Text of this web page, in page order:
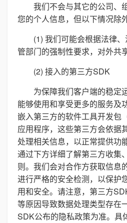
我们不会与其它的公司、
您的个人信息，但以下情况除外
(1) 我们可能会根据法律
管部门的强制性要求，对外共
(2) 接入的第三方SDK
为保障我们客户端的稳定
能够使用和享受更多的服务及
嵌入第三方的软件工具开发包
应用程序，这些第三方会依据
处理相关信息，以正常提供功
通过下方详细了解第三方收集
则。我们会对合作方获取信息
进行严格的安全检测，以保护
用和安全。请注意，第三方
等原因导致数据处理类型存在
SDK公布的隐私政策为准。具